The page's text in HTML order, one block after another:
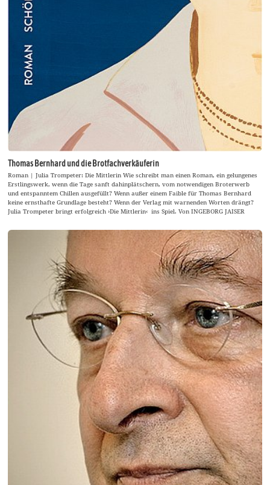
Thomas Bernhard und die Brotfachverkäuferin
Roman | Julia Trompeter: Die Mittlerin Wie schreibt man einen Roman, ein gelungenes
Erstlingswerk, wenn die Tage sanft dahinplätschern, vom notwendigen Broterwerb
und entspanntem Chillen ausgefüllt? Wenn außer einem Faible für Thomas Bernhard
keine ernsthafte Grundlage besteht? Wenn der Verlag mit warnenden Worten drängt?
Julia Trompeter bringt erfolgreich ›Die Mittlerin‹ ins Spiel. Von INGEBORG JAISER